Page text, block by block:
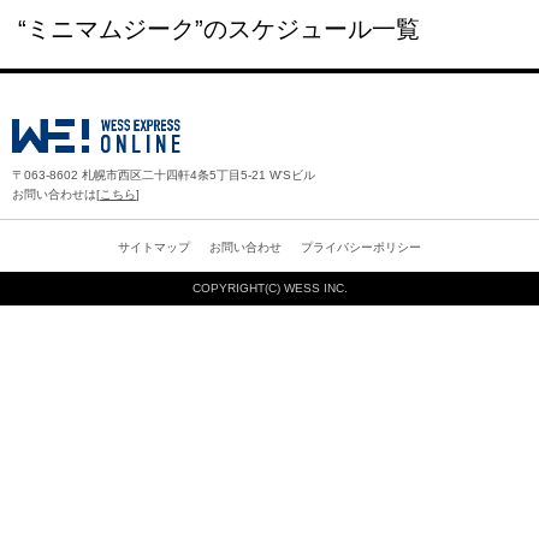
“ミニマムジーク”のスケジュール一覧
〒063-8602 札幌市西区二十四軒4条5丁目5-21 W'Sビル
お問い合わせは[こちら]
サイトマップ お問い合わせ プライバシーポリシー
COPYRIGHT(C) WESS INC.